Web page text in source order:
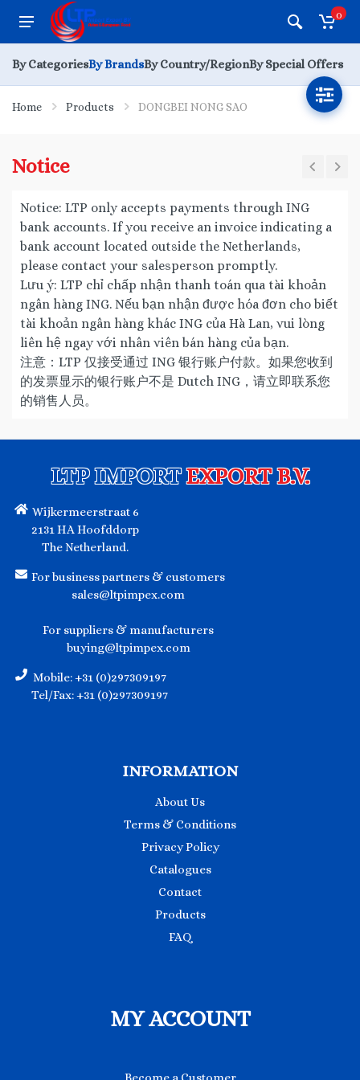
0
By CategoriesBy BrandsBy Country/RegionBy Special Offers
Home Products DONGBEI NONG SAO
Notice
Notice: LTP only accepts payments through ING
bank accounts. If you receive an invoice indicating a
bank account located outside the Netherlands,
please contact your salesperson promptly.
Lưu ý: LTP chỉ chấp nhận thanh toán qua tài khoản
ngân hàng ING. Nếu bạn nhận được hóa đơn cho biết
tài khoản ngân hàng khác ING của Hà Lan, vui lòng
liên hệ ngay với nhân viên bán hàng của bạn.
注意：LTP 仅接受通过 ING 银行账户付款。如果您收到
的发票显示的银行账户不是 Dutch ING，请立即联系您
的销售人员。
LTP IMPORTEXPORT B.V.
Wijkermeerstraat 6
2131 HA Hoofddorp
The Netherland.
For business partners & customers
sales@ltpimpex.com
For suppliers & manufacturers
buying@ltpimpex.com
Mobile: +31 (0)297309197
Tel/Fax: +31 (0)297309197
INFORMATION
About Us
Terms & Conditions
Privacy Policy
Catalogues
Contact
Products
FAQ
MY ACCOUNT